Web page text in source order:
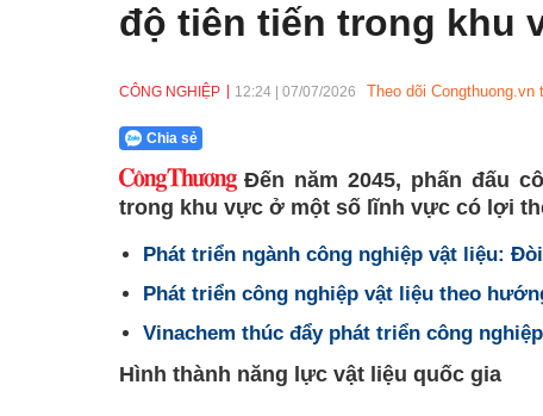
độ tiên tiến trong khu
CÔNG NGHIỆP 12:24 07/07/2026 Theo dõi Congthuong.vn
Chia sẻ
Đến năm 2045, phấn đấu
trong khu vực ở một số lĩnh vực có lợi
Phát triển ngành công nghiệp vật liệu:
Phát triển công nghiệp vật liệu theo
Vinachem thúc đẩy phát triển công
Hình thành năng lực vật liệu quốc gia